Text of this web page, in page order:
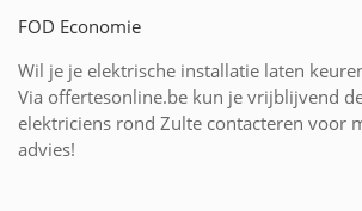
FOD Economie
Wil je je elektrische installatie laten
Via offertesonline.be kun je vrijblijvend
elektriciens rond Zulte contacteren voor
advies!